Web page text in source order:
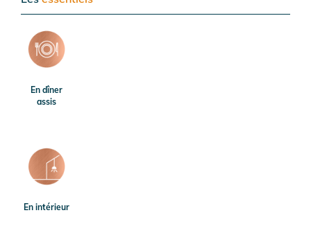
En dîner
assis
En intérieur